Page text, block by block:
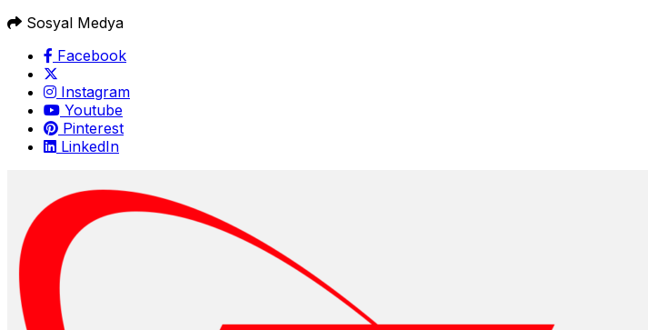
Sosyal Medya
Facebook
Instagram
Youtube
Pinterest
LinkedIn